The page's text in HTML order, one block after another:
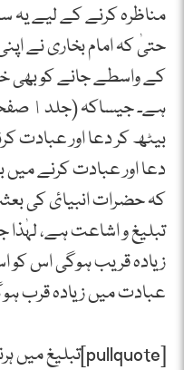
مناظرہ کرنے کے لیے
حتیٰ کہ امام بخاری نے
کے واسطے جانے کو بھی
بیٹھ کر دعا اور عبادت
دعا اور عبادت کرنے میں
کہ حضرات انبیائ کی
تبلیغ و اشاعت ہے،
زیادہ قریب ہوگی اس کو
عبادت میں زیادہ قرب
[pullquote]تبلیغ میں ہرنمازکاثواب :[/pullquote]